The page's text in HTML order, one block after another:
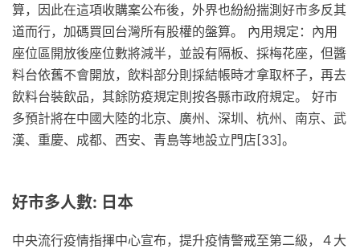
算，因此在這項收購案公布後，外界也紛紛揣測好市多反其
道而行，加碼買回台灣所有股權的盤算。 內用規定：內用
座位區開放後座位數將減半，並設有隔板、採梅花座，但醬
料台依舊不會開放，飲料部分則採結帳時才拿取杯子，再去
飲料台裝飲品，其餘防疫規定則按各縣市政府規定。 好市
多預計將在中國大陸的北京、廣州、深圳、杭州、南京、武
漢、重慶、成都、西安、青島等地設立門店[33]。
好市多人數: 日本
中央流行疫情指揮中心宣布，提升疫情警戒至第二級，４大